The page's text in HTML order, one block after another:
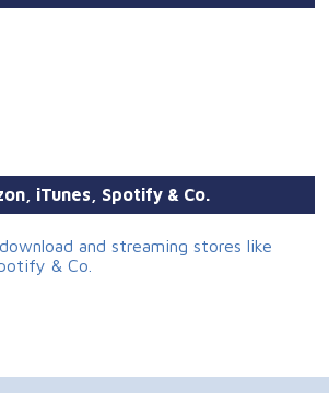
iTunes, Spotify & Co.
and streaming stores like
& Co.